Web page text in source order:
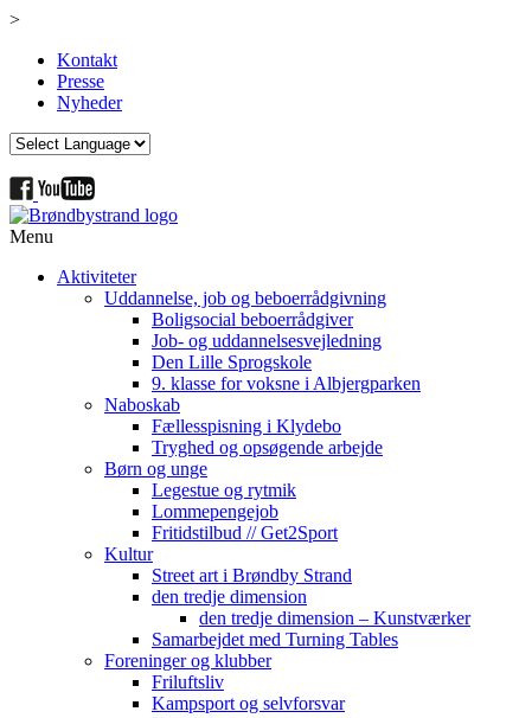
>
Kontakt
Presse
Nyheder
Menu
Aktiviteter
Uddannelse, job og beboerrådgivning
Boligsocial beboerrådgiver
Job- og uddannelsesvejledning
Den Lille Sprogskole
9. klasse for voksne i Albjergparken
Naboskab
Fællesspisning i Klydebo
Tryghed og opsøgende arbejde
Børn og unge
Legestue og rytmik
Lommepengejob
Fritidstilbud // Get2Sport
Kultur
Street art i Brøndby Strand
den tredje dimension
den tredje dimension – Kunstværker
Samarbejdet med Turning Tables
Foreninger og klubber
Friluftsliv
Kampsport og selvforsvar